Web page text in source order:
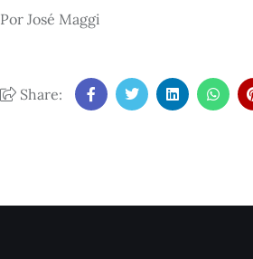
Por José Maggi
Share: